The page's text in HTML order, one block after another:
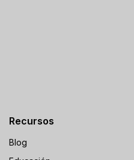
Recursos
Blog